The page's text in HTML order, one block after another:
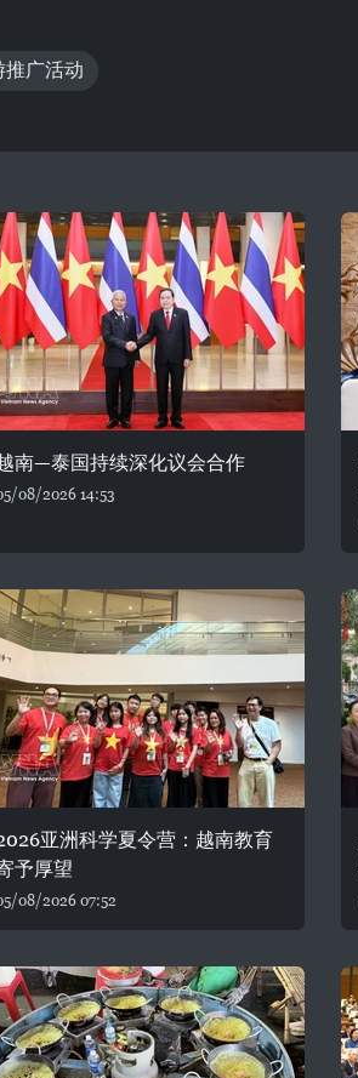
推广活动
南—泰国持续深化议会合作
08/2026 14:53
亚洲科学夏令营：越南教育
予厚望
08/2026 07:52